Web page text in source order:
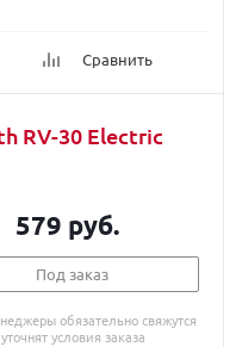
Сравнить
RV-30 Electric
579 руб.
Под заказ
обязательно свяжутся
условия заказа